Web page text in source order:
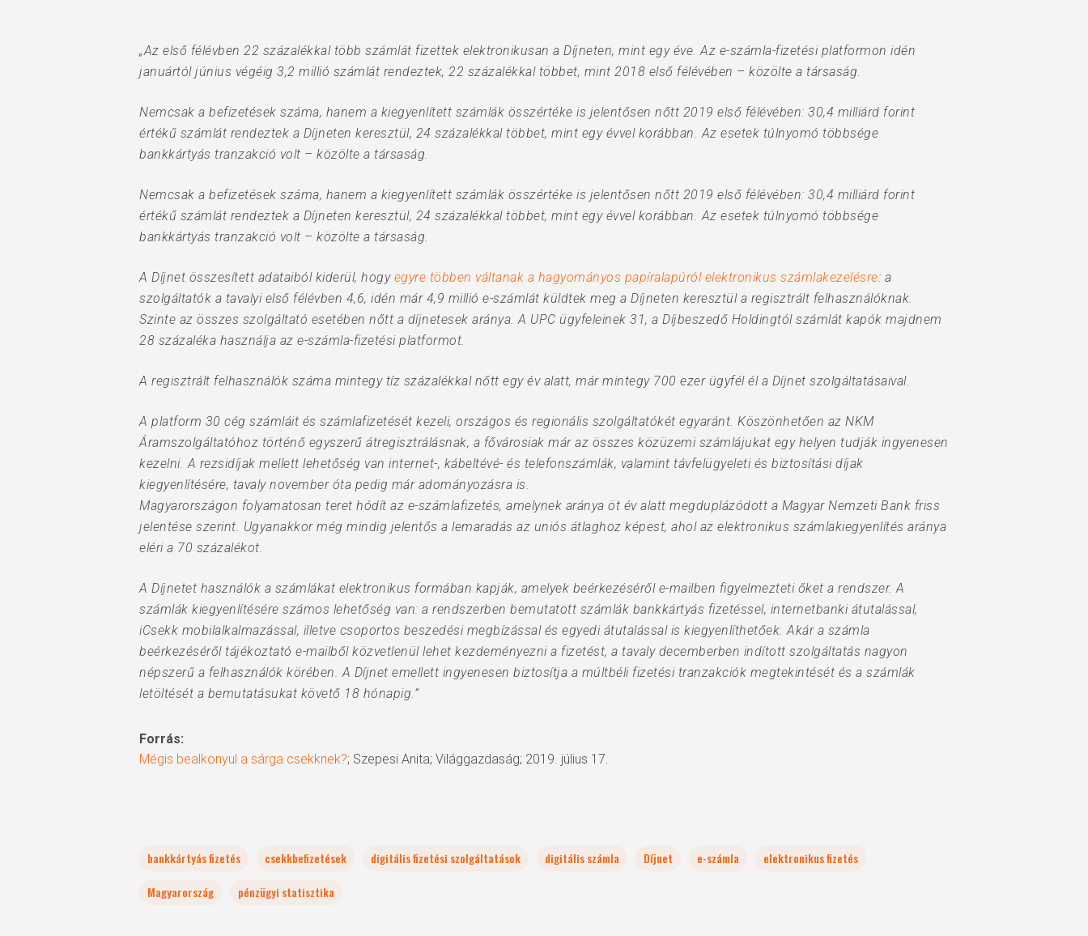
„Az első félévben 22 százalékkal több számlát fizettek elektronikusan a Díjneten, mint egy éve. Az e-számla-fizetési platformon idén
januártól június végéig 3,2 millió számlát rendeztek, 22 százalékkal többet, mint 2018 első félévében – közölte a társaság.
Nemcsak a befizetések száma, hanem a kiegyenlített számlák összértéke is jelentősen nőtt 2019 első félévében: 30,4 milliárd forint
értékű számlát rendeztek a Díjneten keresztül, 24 százalékkal többet, mint egy évvel korábban. Az esetek túlnyomó többsége
bankkártyás tranzakció volt – közölte a társaság.
Nemcsak a befizetések száma, hanem a kiegyenlített számlák összértéke is jelentősen nőtt 2019 első félévében: 30,4 milliárd forint
értékű számlát rendeztek a Díjneten keresztül, 24 százalékkal többet, mint egy évvel korábban. Az esetek túlnyomó többsége
bankkártyás tranzakció volt – közölte a társaság.
A Díjnet összesített adataiból kiderül, hogy egyre többen váltanak a hagyományos papíralapúról elektronikus számlakezelésre: a
szolgáltatók a tavalyi első félévben 4,6, idén már 4,9 millió e-számlát küldtek meg a Díjneten keresztül a regisztrált felhasználóknak.
Szinte az összes szolgáltató esetében nőtt a díjnetesek aránya. A UPC ügyfeleinek 31, a Díjbeszedő Holdingtól számlát kapók majdnem
28 százaléka használja az e-számla-fizetési platformot.
A regisztrált felhasználók száma mintegy tíz százalékkal nőtt egy év alatt, már mintegy 700 ezer ügyfél él a Díjnet szolgáltatásaival.
A platform 30 cég számláit és számlafizetését kezeli, országos és regionális szolgáltatókét egyaránt. Köszönhetően az NKM
Áramszolgáltatóhoz történő egyszerű átregisztrálásnak, a fővárosiak már az összes közüzemi számlájukat egy helyen tudják ingyenesen
kezelni. A rezsidíjak mellett lehetőség van internet-, kábeltévé- és telefonszámlák, valamint távfelügyeleti és biztosítási díjak
kiegyenlítésére, tavaly november óta pedig már adományozásra is.
Magyarországon folyamatosan teret hódít az e-számlafizetés, amelynek aránya öt év alatt megduplázódott a Magyar Nemzeti Bank friss
jelentése szerint. Ugyanakkor még mindig jelentős a lemaradás az uniós átlaghoz képest, ahol az elektronikus számlakiegyenlítés aránya
eléri a 70 százalékot.
A Díjnetet használók a számlákat elektronikus formában kapják, amelyek beérkezéséről e-mailben figyelmezteti őket a rendszer. A
számlák kiegyenlítésére számos lehetőség van: a rendszerben bemutatott számlák bankkártyás fizetéssel, internetbanki átutalással,
iCsekk mobilalkalmazással, illetve csoportos beszedési megbízással és egyedi átutalással is kiegyenlíthetőek. Akár a számla
beérkezéséről tájékoztató e-mailből közvetlenül lehet kezdeményezni a fizetést, a tavaly decemberben indított szolgáltatás nagyon
népszerű a felhasználók körében. A Díjnet emellett ingyenesen biztosítja a múltbéli fizetési tranzakciók megtekintését és a számlák
letöltését a bemutatásukat követő 18 hónapig.”
Forrás:
Mégis bealkonyul a sárga csekknek?; Szepesi Anita; Világgazdaság; 2019. július 17.
bankkártyás fizetés csekkbefizetések digitális fizetési szolgáltatások digitális számla Díjnet e-számla
elektronikus fizetés
Magyarország
pénzügyi statisztika